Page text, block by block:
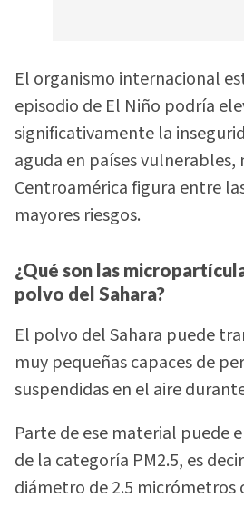
El organismo internacional
episodio de El Niño podría
significativamente la
aguda en países vulnerables,
Centroamérica figura entre
mayores riesgos.
¿Qué son las
polvo del Sahara?
El polvo del Sahara puede
muy pequeñas capaces de
suspendidas en el aire
Parte de ese material puede
de la categoría PM2.5, es
diámetro de 2.5 micrómetros